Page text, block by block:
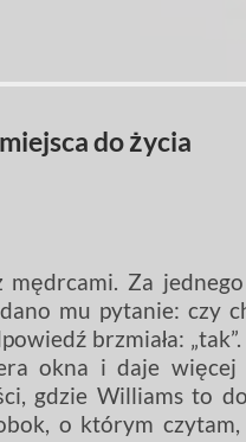
do życia
Za jednego
mu pytanie: czy
brzmiała:
okna i daje więcej
gdzie Williams to
o którym